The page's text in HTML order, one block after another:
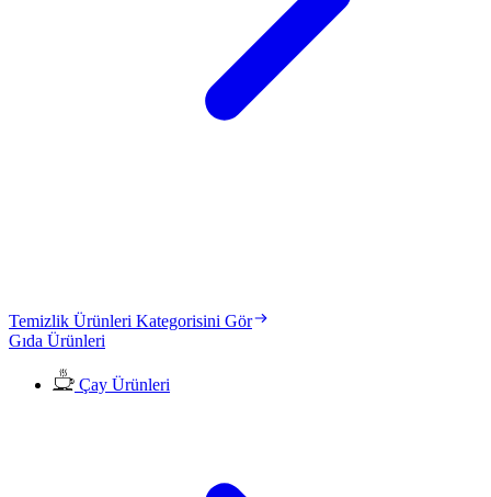
Temizlik Ürünleri Kategorisini Gör
Gıda Ürünleri
Çay Ürünleri